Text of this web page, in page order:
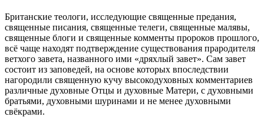
Британские теологи, исследующие священные предания,
священные писания, священные телеги, священные малявы,
священные блоги и священные комменты пророков прошлого,
всё чаще находят подтверждение существования прародителя
ветхого завета, названного ими «дряхлый завет». Сам завет
состоит из заповедей, на основе которых впоследствии
нагородили священную кучу высокодуховных комментариев
различные духовные Отцы и духовные Матери, с духовными
братьями, духовными шуринами и не менее духовными
свёкрами.